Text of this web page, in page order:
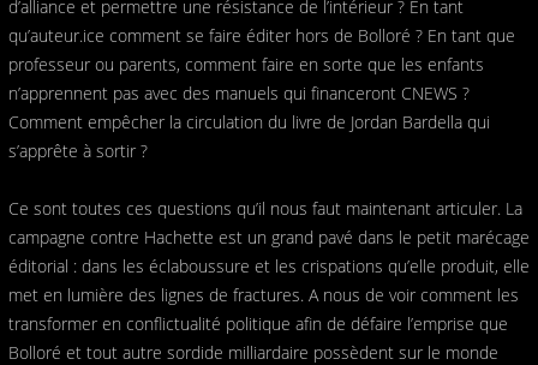
d’alliance et permettre une résistance de l’intérieur ? En tant
qu’auteur.ice comment se faire éditer hors de Bolloré ? En tant que
professeur ou parents, comment faire en sorte que les enfants
n’apprennent pas avec des manuels qui financeront CNEWS ?
Comment empêcher la circulation du livre de Jordan Bardella qui
s’apprête à sortir ?
Ce sont toutes ces questions qu’il nous faut maintenant articuler. La
campagne contre Hachette est un grand pavé dans le petit marécage
éditorial : dans les éclaboussure et les crispations qu’elle produit, elle
met en lumière des lignes de fractures. A nous de voir comment les
transformer en conflictualité politique afin de défaire l’emprise que
Bolloré et tout autre sordide milliardaire possèdent sur le monde